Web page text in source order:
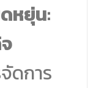
หยุ่น:
ดการ